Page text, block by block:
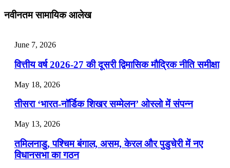
July 25, 2026
📝 डेली करेंट अफेयर्स: 22-24 जुलाई 2026
July 22, 2026
📝 डेली करेंट अफेयर्स: 19-21 जुलाई 2026
July 19, 2026
📝 डेली करेंट अफेयर्स: 16-18 जुलाई 2026
नवीनतम सामायिक आलेख
June 7, 2026
वित्तीय वर्ष 2026-27 की दूसरी द्विमासिक मौद्रिक नीति समीक्षा
May 18, 2026
तीसरा ‘भारत-नॉर्डिक शिखर सम्मेलन’ ओस्लो में संपन्न
May 13, 2026
तमिलनाडु, पश्चिम बंगाल, असम, केरल और पुडुचेरी में नए
विधानसभा का गठन